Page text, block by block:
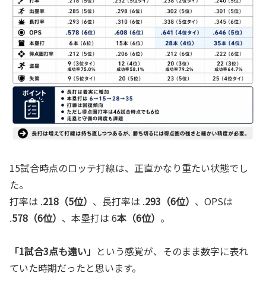
15試合時点のロッテ打線は、正直かなり重たい状態でし
た。
打率は .218（5位） 、長打率は .293（6位） 、OPSは
.578（6位） 、本塁打は 6本（6位） 。
「1試合3点も遠い」 という感覚が、そのまま数字に表れ
ていた時期だったと思います。